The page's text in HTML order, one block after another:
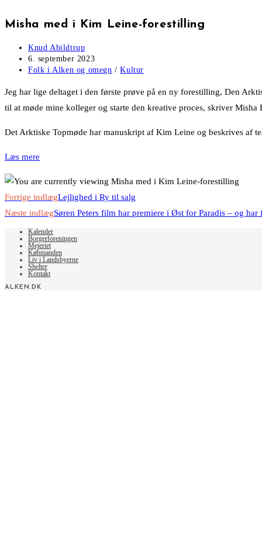
Misha med i Kim Leine-forestilling
Post
author:
Knud Abildtrup
Post
published:
6. september 2023
Post
Folk i Alken og omegn / Kultur
Jeg har lige deltaget i den første prøve på en ny forestilling, Den
til at møde mine kolleger og starte den kreative proces, skriver Misha
Det Arktiske Topmøde har manuskript af Kim Leine og beskrives af
Læs mere
Read
more
articles
Forrige indlægLejlighed i Ry til salg
Næste indlægSøren Peters film har premiere i Øst for Paradis – og
Kalender
Borgerforeningen
Mejeriet
Købmanden
Liv i Landsbyerne
Shelter
Kontakt
ALKEN.DK